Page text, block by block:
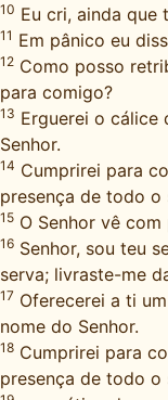
10 Eu cri, ainda que
11 Em pânico eu
12 Como posso
para comigo?
13 Erguerei o cálice
Senhor.
14 Cumprirei para
presença de todo o
15 O Senhor vê
16 Senhor, sou teu
serva; livraste-me
17 Oferecerei a ti
nome do Senhor.
18 Cumprirei para
presença de todo o